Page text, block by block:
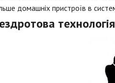
домашніх пристроїв в
технологія